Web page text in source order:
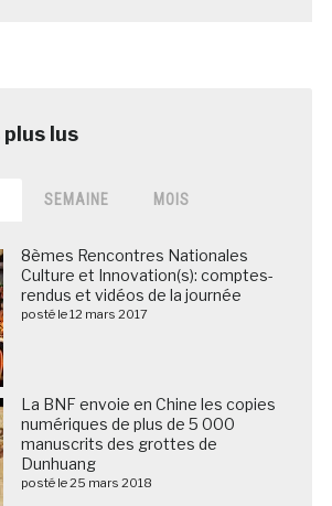
SEMAINE MOIS
8èmes Rencontres Nationales
Culture et Innovation(s): comptes-
rendus et vidéos de la journée
posté le 12 mars 2017
La BNF envoie en Chine les copies
numériques de plus de 5 000
manuscrits des grottes de
Dunhuang
posté le 25 mars 2018